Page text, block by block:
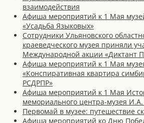
взаимодействия
Афиша мероприятий к 1 Мая
«Усадьба Языковых»
Сотрудники Ульяновского
краеведческого музея приняли
Международной акции «Диктант
Афиша мероприятий к 1 Мая
«Конспиративная квартира
РСДРПР»
Афиша мероприятий к 1 Мая
мемориального центра-музея
Первомай в музее: путешествие
Афиша мероприятий ко Дню